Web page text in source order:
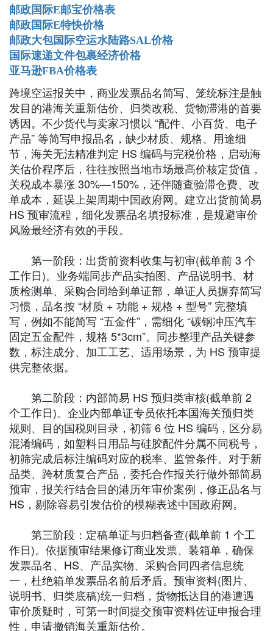
邮政国际E邮宝价格表
邮政国际E特快价格
邮政大包国际空运水陆路SAL价格
国际速递文件包裹经济价格
亚马逊FBA价格表
跨境空运报关中，商业发票品名简写、笼统标注是触
发目的港海关重新估价、归类改税、货物滞港的首要
诱因。不少货代与卖家习惯以 “配件、小百货、电子
产品” 等简写申报品名，缺少材质、规格、用途细
节，海关无法精准判定 HS 编码与完税价格，启动海
关估价程序后，往往按照当地市场最高价核定货值，
关税成本暴涨 30%—150%，还伴随查验滞仓费、改
单成本，延误上架周期中国政府网。建立出货前简易
HS 预审流程，细化发票品名填报标准，是规避审价
风险最经济有效的手段。
第一阶段：出货前资料收集与初审(截单前 3 个
工作日)。业务端同步产品实拍图、产品说明书、材
质检测单、采购合同给到单证部，单证人员摒弃简写
习惯，品名按 “材质 + 功能 + 规格 + 型号” 完整填
写，例如不能简写 “五金件”，需细化 “碳钢冲压汽车
固定五金配件，规格 5*3cm”。同步整理产品关键参
数，标注成分、加工工艺、适用场景，为 HS 预审提
供完整依据。
第二阶段：内部简易 HS 预归类审核(截单前 2
个工作日)。企业内部单证专员依托本国海关预归类
规则、目的国税则目录，初筛 6 位 HS 编码，区分易
混淆编码，如塑料日用品与硅胶配件分属不同税号，
初筛完成后标注编码对应的税率、监管条件。对于新
品类、跨材质复合产品，委托合作报关行做外部简易
预审，报关行结合目的港历年审价案例，修正品名与
HS，剔除容易引发估价的模糊表述中国政府网。
第三阶段：定稿单证与归档备查(截单前 1 个工
作日)。依据预审结果修订商业发票、装箱单，确保
发票品名、HS、产品实物、采购合同四者信息统
一，杜绝箱单发票品名前后矛盾。预审资料(图片、
说明书、归类底稿)统一归档，货物抵达目的港遭遇
审价质疑时，可第一时间提交预审资料佐证申报合理
性，申请撤销海关重新估价。